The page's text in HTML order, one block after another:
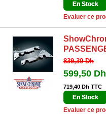
En Stock
Evaluer ce
839,30 Dh
599,50 Dh
719,40 Dh TTC
En Stock
Evaluer ce